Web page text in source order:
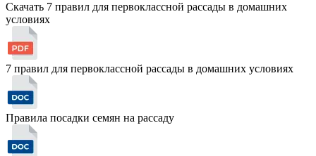
Скачать 7 правил для первоклассной рассады в домашних
условиях
7 правил для первоклассной рассады в домашних условиях
Правила посадки семян на рассаду